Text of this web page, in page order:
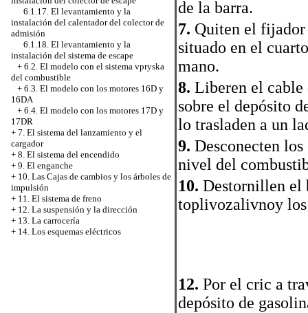
6.1.17. El levantamiento y la
instalación del calentador del colector de
admisión
6.1.18. El levantamiento y la
instalación del sistema de escape
+ 6.2. El modelo con el sistema vpryska
del combustible
+ 6.3. El modelo con los motores 16D y
16DA
+ 6.4. El modelo con los motores 17D y
17DR
+ 7. El sistema del lanzamiento y el
cargador
+ 8. El sistema del encendido
+ 9. El enganche
+ 10. Las Cajas de cambios y los árboles de
impulsión
+ 11. El sistema de freno
+ 12. La suspensión y la dirección
+ 13. La carrocería
+ 14. Los esquemas eléctricos
de la barra.
7. Quiten el fijador
situado en el
mano.
8. Liberen el cable
sobre el depósito
lo trasladen a un
9. Desconecten
nivel del
10. Destornillen el
toplivozalivnoy
12. Por el cric a
depósito de